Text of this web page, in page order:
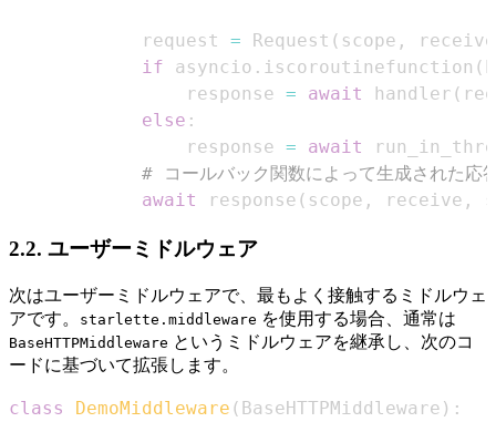
            request
= Request ( scope ,
receive
if asyncio . iscoroutinefunction (
                response
= await handler (
else :
                response
= await
# コールバック関数によって生成された応
await
response ( scope , receive ,
2.2. ユーザーミドルウェア
次はユーザーミドルウェアで、最もよく接触するミドルウェ
アです。
starlette.middleware を使用する場合、通常は
BaseHTTPMiddleware というミドルウェアを継承し、次のコ
ードに基づいて拡張します。
class DemoMiddleware ( BaseHTTPMiddleware ) :